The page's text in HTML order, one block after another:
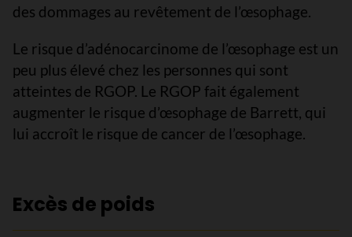
des dommages au revêtement de l’œsophage.
Le risque d’adénocarcinome de l’œsophage est un
peu plus élevé chez les personnes qui sont
atteintes de RGOP. Le RGOP fait également
augmenter le risque d’œsophage de Barrett, qui
lui accroît le risque de cancer de l’œsophage.
Excès de poids